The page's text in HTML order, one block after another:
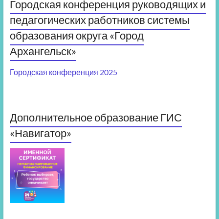
Городская конференция руководящих и
педагогических работников системы
образования округа «Город
Архангельск»
Городская конференция 2025
Дополнительное образование ГИС
«Навигатор»